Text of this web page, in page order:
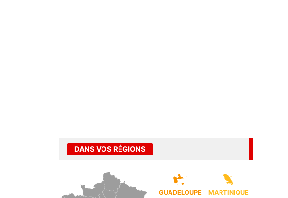
DANS VOS RÉGIONS
GUADELOUPE MARTINIQUE